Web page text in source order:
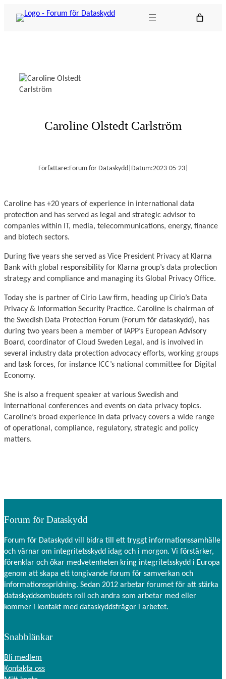
Caroline Olstedt Carlström
Författare: Forum för Dataskydd Datum:2023-05-23|
Caroline has +20 years of experience in international data
protection and has served as legal and strategic advisor to
companies within IT, media, telecommunications, energy, finance
and biotech sectors.
During five years she served as Vice President Privacy at Klarna
Bank with global responsibility for Klarna group’s data protection
strategy and compliance and managing its Global Privacy Office.
Today she is partner of Cirio Law firm, heading up Cirio’s Data
Privacy & Information Security Practice. Caroline is chairman of
the Swedish Data Protection Forum (Forum för dataskydd), has
during two years been a member of IAPP’s European Advisory
Board, coordinator of Cloud Sweden Legal, and is involved in
several industry data protection advocacy efforts, working groups
and task forces, for instance ICC’s national committee for Digital
Economy.
She is also a frequent speaker at various Swedish and
international conferences and events on data privacy topics.
Caroline’s broad experience in data privacy covers a wide range
of operational, compliance, regulatory, strategic and policy
matters.
Forum för Dataskydd
Forum för Dataskydd vill bidra till ett tryggt informationssamhälle
och värnar om integritetsskydd idag och i morgon. Vi förstärker,
förenklar och ökar medvetenheten kring integritetsskydd i Europa
genom att skapa ett tongivande forum för samverkan och
informationsspridning. Sedan 2012 arbetar forumet för att stärka
dataskyddsombudets roll och andra som arbetar med eller
kommer i kontakt med dataskyddsfrågor i arbetet.
Snabblänkar
Bli medlem
Kontakta oss
Nödvändiga
Dessa kakor
går inte att
välja bort.
De behövs
hemsidan
över huvud
taget ska
fungera.
hemsidans
och
baserat på
hur
hemsidan
används.
Upplevelse
prestera så
möjligt under
ditt besök.
Om du nekar